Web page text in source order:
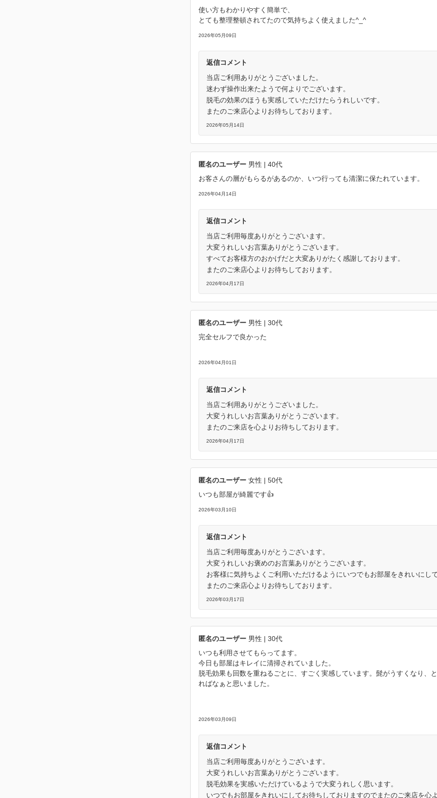
使い方もわかりやすく簡単で、
とても整理整頓されてたので気持ちよく使えました^_^
2026年05月09日
返信コメント
当店ご利用ありがとうございました。
迷わず操作出来たようで何よりでございます。
脱毛の効果のほうも実感していただけたらうれしいです。
またのご来店心よりお待ちしております。
2026年05月14日
匿名のユーザー 男性 | 40代
お客さんの層がもらるがあるのか、いつ行っても清潔に保たれています。
2026年04月14日
返信コメント
当店ご利用毎度ありがとうございます。
大変うれしいお言葉ありがとうございます。
すべてお客様方のおかげだと大変ありがたく感謝しております。
またのご来店心よりお待ちしております。
2026年04月17日
匿名のユーザー 男性 | 30代
完全セルフで良かった
2026年04月01日
返信コメント
当店ご利用ありがとうございました。
大変うれしいお言葉ありがとうございます。
またのご来店を心よりお待ちしております。
2026年04月17日
匿名のユーザー 女性 | 50代
いつも部屋が綺麗です👍
2026年03月10日
返信コメント
当店ご利用毎度ありがとうございます。
大変うれしいお褒めのお言葉ありがとうございます。
お客様に気持ちよくご利用いただけるようにいつでもお部屋をきれいにし
またのご来店心よりお待ちしております。
2026年03月17日
匿名のユーザー 男性 | 30代
いつも利用させてもらってます。
今日も部屋はキレイに清掃されていました。
脱毛効果も回数を重ねるごとに、すごく実感しています。髭がうすくなり、
ればなぁと思いました。
2026年03月09日
返信コメント
当店ご利用毎度ありがとうございます。
大変うれしいお言葉ありがとうございます。
脱毛効果を実感いただけているようで大変うれしく思います。
いつでもお部屋をきれいにしてお待ちしておりますのでまたのご来店を心